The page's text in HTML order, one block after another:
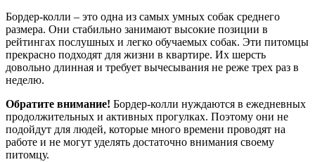
Бордер-колли – это одна из самых умных собак среднего
размера. Они стабильно занимают высокие позиции в
рейтингах послушных и легко обучаемых собак. Эти питомцы
прекрасно подходят для жизни в квартире. Их шерсть
довольно длинная и требует вычесывания не реже трех раз в
неделю.
Обратите внимание! Бордер-колли нуждаются в ежедневных
продолжительных и активных прогулках. Поэтому они не
подойдут для людей, которые много времени проводят на
работе и не могут уделять достаточно внимания своему
питомцу.